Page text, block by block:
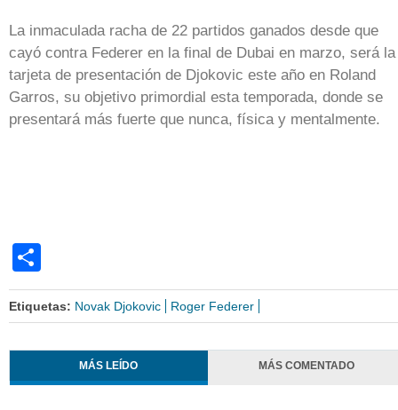
La inmaculada racha de 22 partidos ganados desde que
cayó contra Federer en la final de Dubai en marzo, será la
tarjeta de presentación de Djokovic este año en Roland
Garros, su objetivo primordial esta temporada, donde se
presentará más fuerte que nunca, física y mentalmente.
Etiquetas: Novak Djokovic Roger Federer
MÁS LEÍDO MÁS COMENTADO